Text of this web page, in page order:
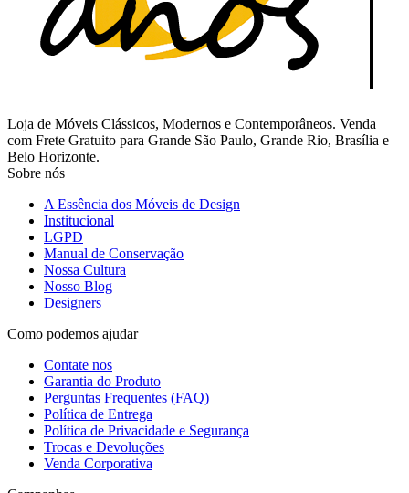
Loja de Móveis Clássicos, Modernos e Contemporâneos. Venda
com Frete Gratuito para Grande São Paulo, Grande Rio, Brasília e
Belo Horizonte.
Sobre nós
A Essência dos Móveis de Design
Institucional
LGPD
Manual de Conservação
Nossa Cultura
Nosso Blog
Designers
Como podemos ajudar
Contate nos
Garantia do Produto
Perguntas Frequentes (FAQ)
Política de Entrega
Política de Privacidade e Segurança
Trocas e Devoluções
Venda Corporativa